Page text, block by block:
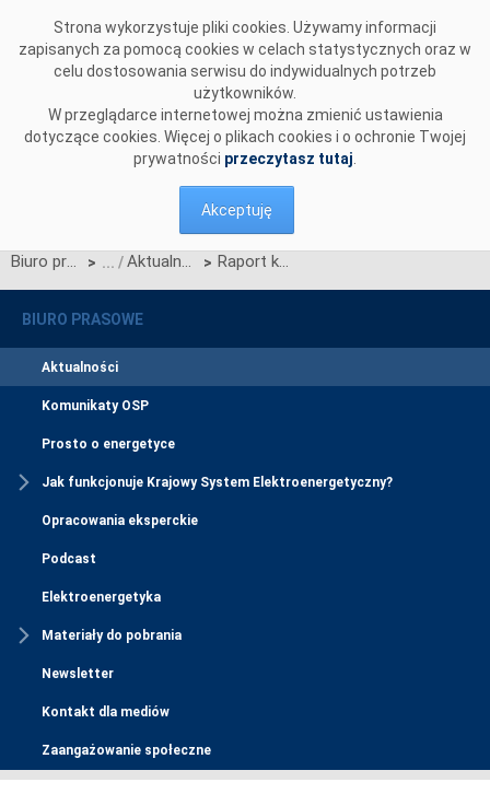
Strona wykorzystuje pliki cookies. Używamy informacji
zapisanych za pomocą cookies w celach statystycznych oraz w
celu dostosowania serwisu do indywidualnych potrzeb
użytkowników.
W przeglądarce internetowej można zmienić ustawienia
dotyczące cookies. Więcej o plikach cookies i o ochronie Twojej
prywatności przeczytasz tutaj
Akceptuję
Biuro prasowe > Aktualności > Raport końcowy o blackoucie na Półwyspie Iberyjskim
BIURO PRASOWE
Aktualności
Komunikaty OSP
Prosto o energetyce
Jak funkcjonuje Krajowy System Elektroenergetyczny?
Opracowania eksperckie
Podcast
Elektroenergetyka
Materiały do pobrania
Newsletter
Kontakt dla mediów
Zaangażowanie społeczne